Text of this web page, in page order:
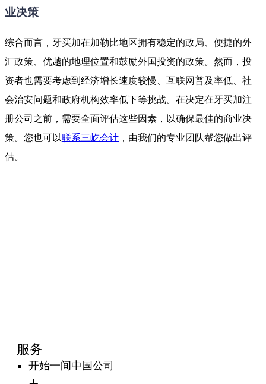
业决策
综合而言，牙买加在加勒比地区拥有稳定的政局、便捷的外
汇政策、优越的地理位置和鼓励外国投资的政策。然而，投
资者也需要考虑到经济增长速度较慢、互联网普及率低、社
会治安问题和政府机构效率低下等挑战。在决定在牙买加注
册公司之前，需要全面评估这些因素，以确保最佳的商业决
策。您也可以联系三屹会计 ，由我们的专业团队帮您做出评
估。
服务
开始一间中国公司